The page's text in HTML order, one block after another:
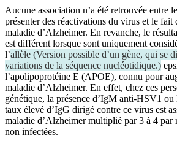
Aucune association n’a été retrouvée entre
présenter des réactivations du virus et le fait
maladie d’Alzheimer. En revanche, le
est différent lorsque sont uniquement
l’allèle (Version possible d’un gène, qui se
variations de la séquence nucléotidique.)
l’apolipoprotéine E (APOE), connu pour
maladie d’Alzheimer. En effet, chez ces
génétique, la présence d’IgM anti-HSV1 ou
taux élevé d’IgG dirigé contre ce virus est
maladie d’Alzheimer multiplié par 3 à 4 par
non infectées.